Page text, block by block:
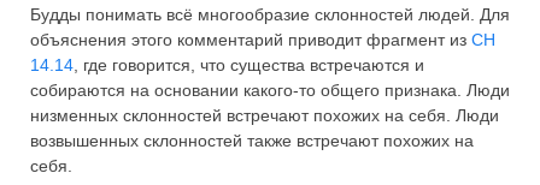
Будды понимать всё многообразие склонностей людей. Для
объяснения этого комментарий приводит фрагмент из СН
14.14 , где говорится, что существа встречаются и
собираются на основании какого-то общего признака. Люди
низменных склонностей встречают похожих на себя. Люди
возвышенных склонностей также встречают похожих на
себя.